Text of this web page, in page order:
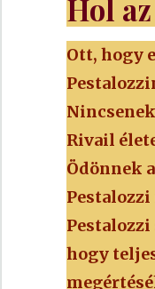
Hol az
Ott, hogy
Rivail
Ödönnek
Pestalozzi
hogy